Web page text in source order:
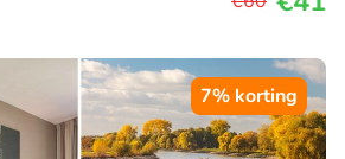
7% korting